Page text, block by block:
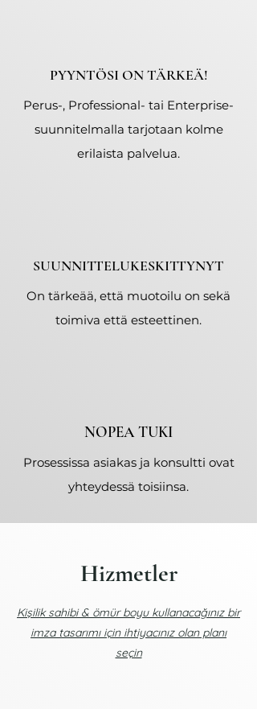
PYYNTÖSI ON TÄRKEÄ!
Perus-, Professional- tai Enterprise-
suunnitelmalla tarjotaan kolme
erilaista palvelua.
SUUNNITTELUKESKITTYNYT
On tärkeää, että muotoilu on sekä
toimiva että esteettinen.
NOPEA TUKI
Prosessissa asiakas ja konsultti ovat
yhteydessä toisiinsa.
Hizmetler
Kişilik sahibi & ömür boyu kullanacağınız bir
imza tasarımı için ihtiyacınız olan planı
seçin